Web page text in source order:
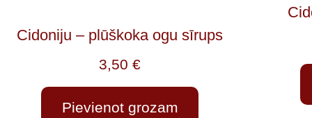
Cidoniju – plūškoka ogu sīrups
3,50 €
Pievienot grozam